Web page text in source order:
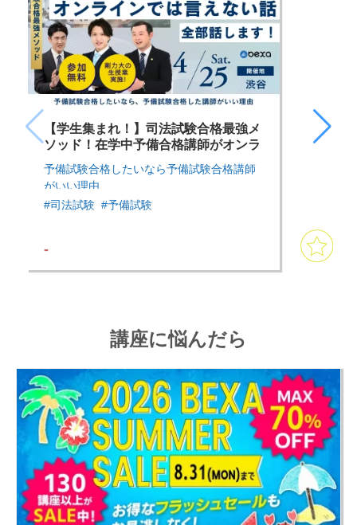
【学生集まれ！】司法試験合格最強メ
ソッド！在学中予備合格講師がオンラ
インでは言えない話、全部話します！
予備試験合格したいなら予備試験合格講師
がいい理由
#司法試験 #予備試験
-
講座に悩んだら